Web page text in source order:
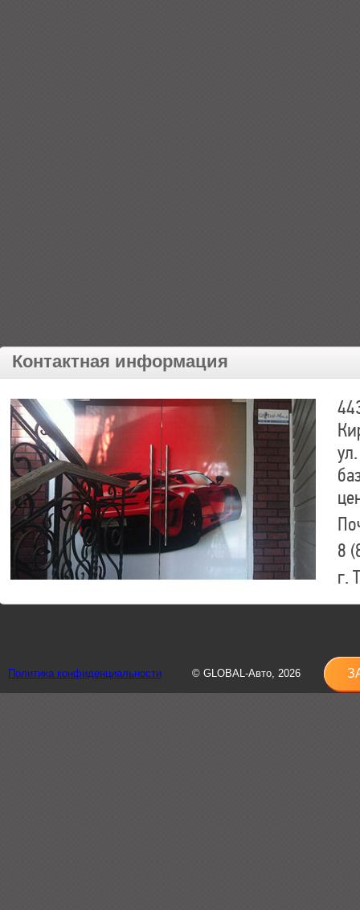
Контактная информация
8
г.
8
Политика конфиденциальности © GLOBAL-Авто, 2026